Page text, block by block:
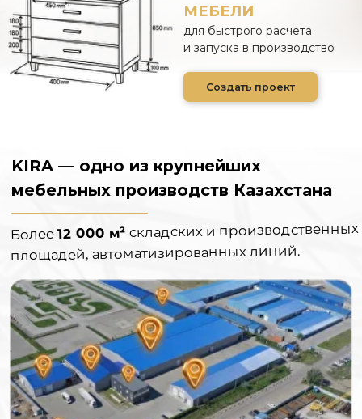
Более12 000 м² складских и производственных
площадей, автоматизированных линий.
территория
производства
6+ ГА
городов
присутствия
6
сотрудников
120+
постоянных
клиентов
350+